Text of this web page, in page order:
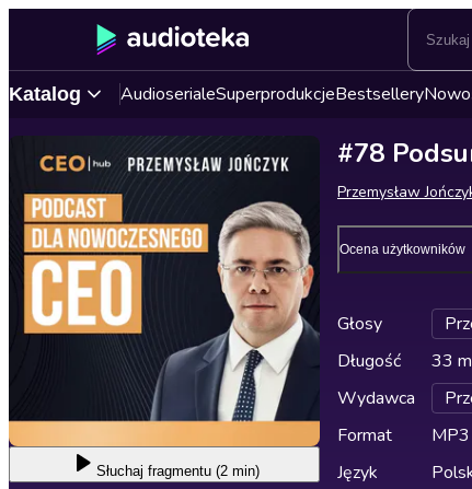
Katalog AudioserialeSuperprodukcjeBestsellery
Słuchaj fragmentu (2 min)
#78
Przemysław
Ocena użytkowników
Głosy
Długość
33
Wydawca
Format
MP3
Język